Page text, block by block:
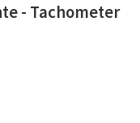
- Tachometer